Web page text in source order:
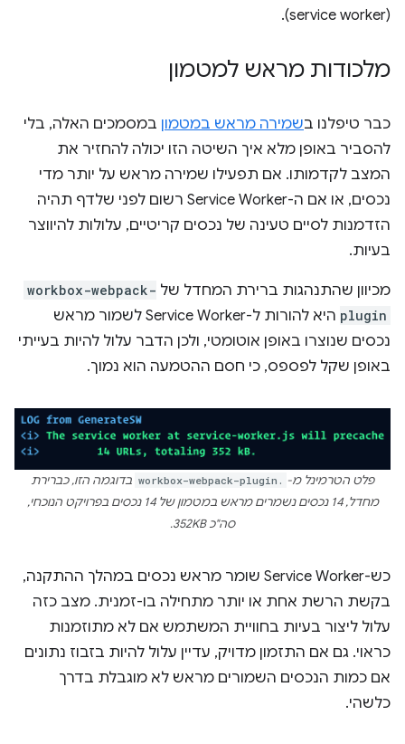
(service worker).
מלכודות מראש למטמון
כבר טיפלנו בשמירה מראש במטמון במסמכים האלה, בלי
להסביר באופן מלא איך השיטה הזו יכולה להחזיר את
המצב לקדמותו. אם תפעילו שמירה מראש על יותר מדי
נכסים, או אם ה-Service Worker רשום לפני שלדף תהיה
הזדמנות לסיים טעינה של נכסים קריטיים, עלולות להיווצר
בעיות.
מכיוון שהתנהגות ברירת המחדל של workbox-webpack-
plugin
היא להורות ל-Service Worker לשמור מראש
נכסים שנוצרו באופן אוטומטי, ולכן הדבר עלול להיות בעייתי
באופן שקל לפספס, כי חסם ההטמעה הוא נמוך.
פלט הטרמינל מ- workbox-webpack-plugin. בדוגמה הזו, כברירת
מחדל, 14 נכסים נשמרים מראש במטמון של 14 נכסים בפרויקט הנוכחי,
סה"כ 352KB.
כש-Service Worker שומר מראש נכסים במהלך ההתקנה,
בקשת הרשת אחת או יותר מתחילה בו-זמנית. מצב כזה
עלול ליצור בעיות בחוויית המשתמש אם לא מתוזמנות
כראוי. גם אם התזמון מדויק, עדיין עלול להיות בזבוז נתונים
אם כמות הנכסים השמורים מראש לא מוגבלת בדרך
כלשהי.